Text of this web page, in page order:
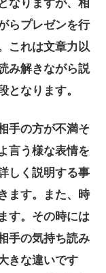
なりますが、相
らプレゼンを行
これは文章力以
み解きながら説
となります。
手の方が不満そ
言う様な表情を
しく説明する事
ます。また、時
す。その時には
手の気持ち読み
きな違いです